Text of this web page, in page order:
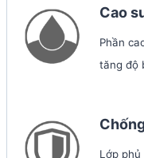
Cao
Phần
tăng độ
Lớp